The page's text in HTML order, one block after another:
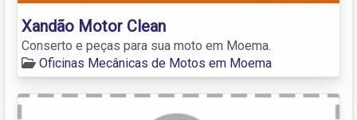
Xandão Motor Clean
Conserto e peças para sua moto em Moema.
Oficinas Mecânicas de Motos em Moema